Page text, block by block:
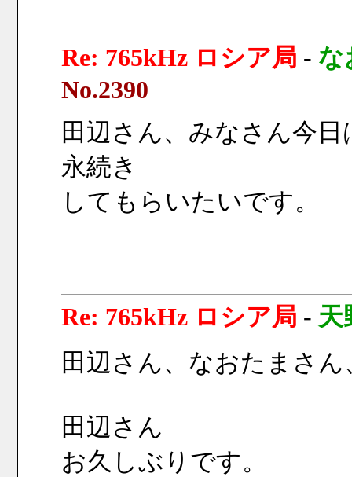
Re: 765kHz ロシア局 - な
No.2390
田辺さん、みなさん今
永続き
してもらいたいです。
Re: 765kHz ロシア局 - 天
田辺さん、なおたまさ
田辺さん
お久しぶりです。